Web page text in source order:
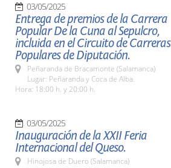
03/05/2025
Entrega de premios de la Carrera
Popular De la Cuna al Sepulcro,
incluida en el Circuito de Carreras
Populares de Diputación.
Peñaranda de Bracamonte (Salamanca)
Lugar: Peñaranda y Coca de Alba.
Hora: 18:00 h. y 20:00 h.
03/05/2025
Inauguración de la XXII Feria
Internacional del Queso.
Hinojosa de Duero (Salamanca)